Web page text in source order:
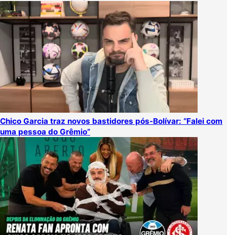
Chico Garcia traz novos bastidores pós-Bolívar: “Falei com
uma pessoa do Grêmio”